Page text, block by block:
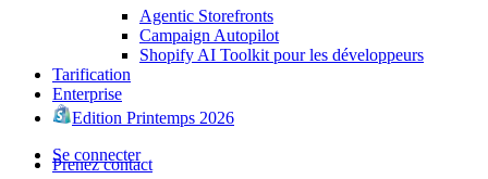
Agentic Storefronts
Campaign Autopilot
Shopify AI Toolkit pour les développeurs
Tarification
Enterprise
Edition Printemps 2026
Se connecter
Prenez contact